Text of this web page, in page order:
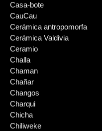
Casa-bote
CauCau
Cerámica antropomorfa
Cerámica Valdivia
Ceramio
Challa
Chaman
Chañar
Changos
Charqui
Chicha
Chiliweke